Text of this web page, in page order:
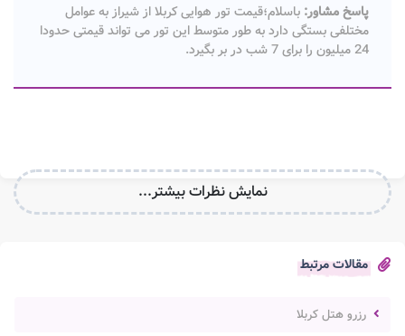
مقالات مرتبط
رزرو هتل کربلا
پاسخ مشاور: باسلام؛قیمت تور هوایی کربلا از شیراز به عوامل
مختلفی بستگی دارد به طور متوسط این تور می تواند قیمتی حدودا
24 میلیون را برای 7 شب در بر بگیرد.
نمایش نظرات بیشتر...